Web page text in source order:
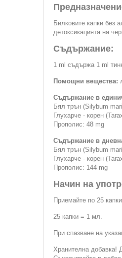
Билковите капки без
детоксикацията на
Съдържание:
1 ml съдържа 1 ml
Помощни вещества:
Съдържание в
Бял трън (Silybum
Глухарче - корен
Прополис: 48 mg
Съдържание в
Бял трън (Silybum
Глухарче - корен
Прополис: 144 mg
Начин на
Приемайте по 25
25 капки = 1 мл.
При спазване на
Хранителна добавка!